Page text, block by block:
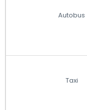
Autobus
Taxi